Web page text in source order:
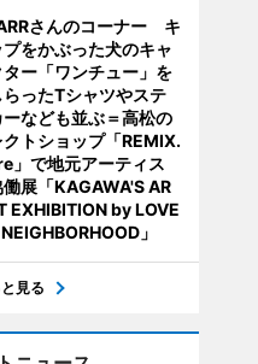
さんのコーナー キ
プをかぶった犬のキャ
ター「ワンチュー」を
らったTシャツやステ
ーなども並ぶ＝高松の
トショップ「REMIX.
」で地元アーティス
働展「KAGAWA'S AR
EXHIBITION by LOVE
」
見る